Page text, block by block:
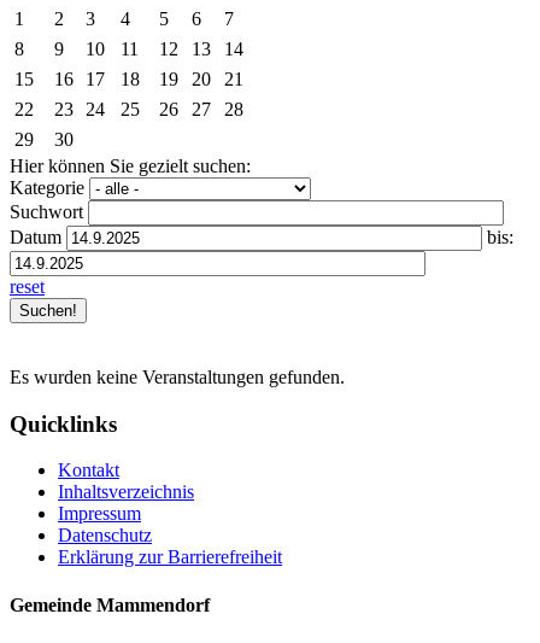
1
2 3 4 5 6
7
8
9 10 11 12 13
14
15
16 17 18 19 20
21
22
23 24 25 26 27
28
29
30
Hier können Sie gezielt suchen:
Kategorie
Suchwort
Datum
bis:
reset
Es wurden keine Veranstaltungen gefunden.
Quicklinks
Kontakt
Inhaltsverzeichnis
Impressum
Datenschutz
Erklärung zur Barrierefreiheit
Gemeinde Mammendorf